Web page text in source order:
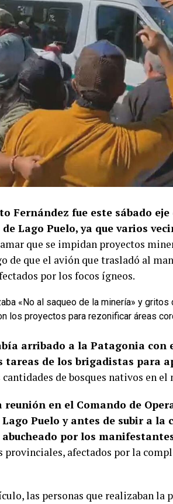
Fernández fue este sábado
Lago Puelo, ya que varios
que se impidan proyectos
de que el avión que trasladó al
por los focos ígneos.
«No al saqueo de la minería» y gritos
los proyectos para rezonificar áreas
arribado a la Patagonia con
tareas de los brigadistas para
de bosques nativos en el
reunión en el Comando de
Puelo y antes de subir a la
por los
provinciales, afectados por la
las personas que realizaban la